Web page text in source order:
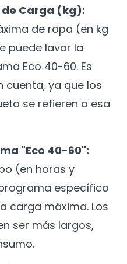
Carga (kg):
de ropa (en kg
puede lavar la
Eco 40-60. Es
cuenta, ya que los
se refieren a esa
"Eco 40-60":
(en horas y
específico
carga máxima. Los
ser más largos,